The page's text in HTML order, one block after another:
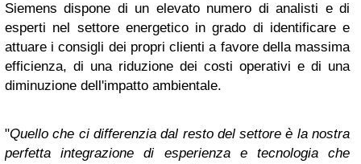
Siemens dispone di un elevato numero di analisti e di
esperti nel settore energetico in grado di identificare e
attuare i consigli dei propri clienti a favore della massima
efficienza, di una riduzione dei costi operativi e di una
diminuzione dell'impatto ambientale.
"Quello che ci differenzia dal resto del settore è la nostra
perfetta integrazione di esperienza e tecnologia che